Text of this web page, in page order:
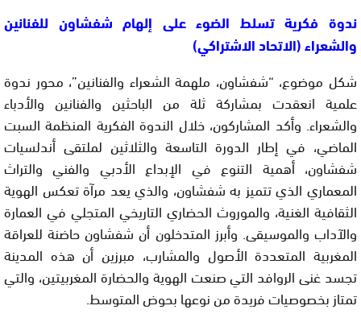
ندوة فكرية تسلط الضوء على إلهام شفشاون للفنانين
والشعراء (الاتحاد الاشتراكي)
شكل موضوع، “شفشاون، ملهمة الشعراء والفنانين”، محور ندوة
علمية انعقدت بمشاركة ثلة من الباحثين والفنانين والأدباء
والشعراء. وأكد المشاركون، خلال الندوة الفكرية المنظمة السبت
الماضي، في إطار الدورة التاسعة والثلاثين لملتقى أندلسيات
شفشاون، أهمية التنوع في الإبداع الأدبي والفني والتراث
المعماري الذي تتميز به شفشاون، والذي يعد مرآة تعكس الهوية
الثقافية الغنية، والموروث الحضاري التاريخي المتجلي في العمارة
والآداب والموسيقى. وأبرز المتدخلون أن شفشاون حاضنة للعراقة
المغربية المتعددة الأصول والمشارب، مبرزين أن هذه المدينة
تجسد غنى الروافد التي صنعت الهوية والحضارة المغربيتين، والتي
تمتاز بخصوصيات فريدة من نوعها بحوض المتوسط.